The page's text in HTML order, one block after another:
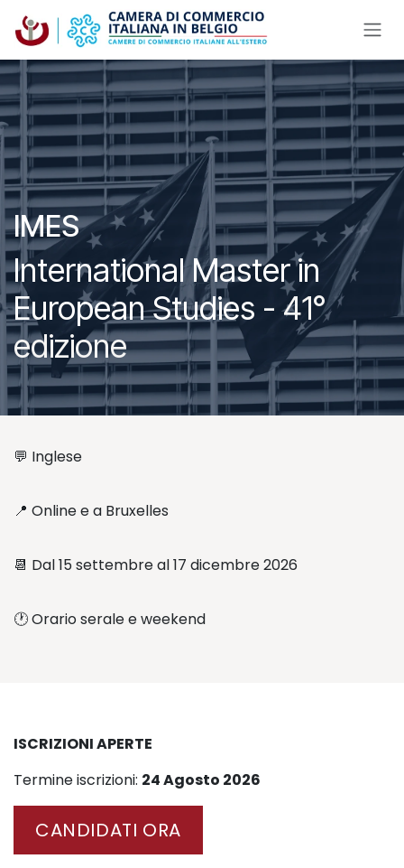
Passa al contenuto
IMES
International Master in
European Studies -41°
edizione
💬 Inglese
📍 Online e a Bruxelles
📆 Dal 15 settembre al 17 dicembre 2026
🕐 Orario serale e weekend
ISCRIZIONI APERTE
Termine iscrizioni: 24 Agosto 2026
CANDIDATI ORA